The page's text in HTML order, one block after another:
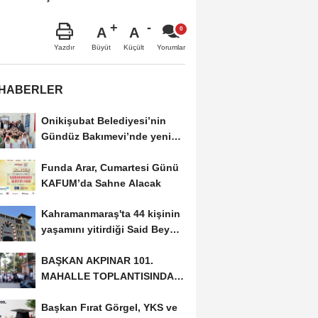
Yazdır
A
Büyüt
A
Küçült Yorumlar
Onikişubat Belediyesi’nin
Gündüz Bakımevi’nde yeni
Funda Arar, Cumartesi Günü
KAFUM’da Sahne Alacak
Kahramanmaraş'ta 44 kişinin
yaşamını yitirdiği Said Bey
BAŞKAN AKPINAR 101.
MAHALLE TOPLANTISINDA
SAKİNLERİYLE...
Başkan Fırat Görgel, YKS ve